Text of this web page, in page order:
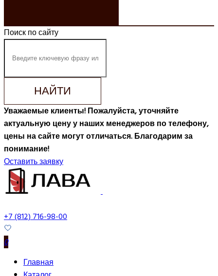
Поиск по сайту
НАЙТИ
Уважаемые клиенты! Пожалуйста, уточняйте
актуальную цену у наших менеджеров по телефону,
цены на сайте могут отличаться. Благодарим за
понимание!
Оставить заявку
+7 (812) 716-98-00
0
Главная